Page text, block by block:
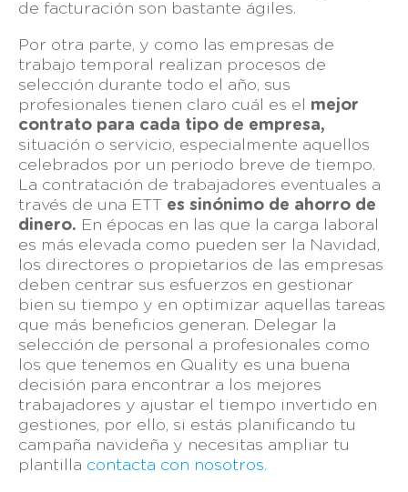
de facturación son bastante ágiles.
Por otra parte, y como las empresas de
trabajo temporal realizan procesos de
selección durante todo el año, sus
profesionales tienen claro cuál es el mejor
contrato para cada tipo de empresa,
situación o servicio, especialmente aquellos
celebrados por un periodo breve de tiempo.
La contratación de trabajadores eventuales a
través de una ETT es sinónimo de ahorro de
dinero. En épocas en las que la carga laboral
es más elevada como pueden ser la Navidad,
los directores o propietarios de las empresas
deben centrar sus esfuerzos en gestionar
bien su tiempo y en optimizar aquellas tareas
que más beneficios generan. Delegar la
selección de personal a profesionales como
los que tenemos en Quality es una buena
decisión para encontrar a los mejores
trabajadores y ajustar el tiempo invertido en
gestiones, por ello, si estás planificando tu
campaña navideña y necesitas ampliar tu
plantilla contacta con nosotros.